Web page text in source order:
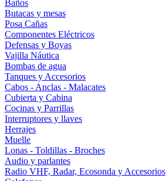
Baños
Butacas y mesas
Posa Cañas
Componentes Eléctricos
Defensas y Boyas
Vajilla Náutica
Bombas de agua
Tanques y Accesorios
Cabos - Anclas - Malacates
Cubierta y Cabina
Cocinas y Parrillas
Interruptores y llaves
Herrajes
Muelle
Lonas - Toldillas - Broches
Audio y parlantes
Radio VHF, Radar, Ecosonda y Accesorios